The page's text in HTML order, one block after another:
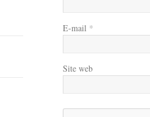
E-mail *
Site web